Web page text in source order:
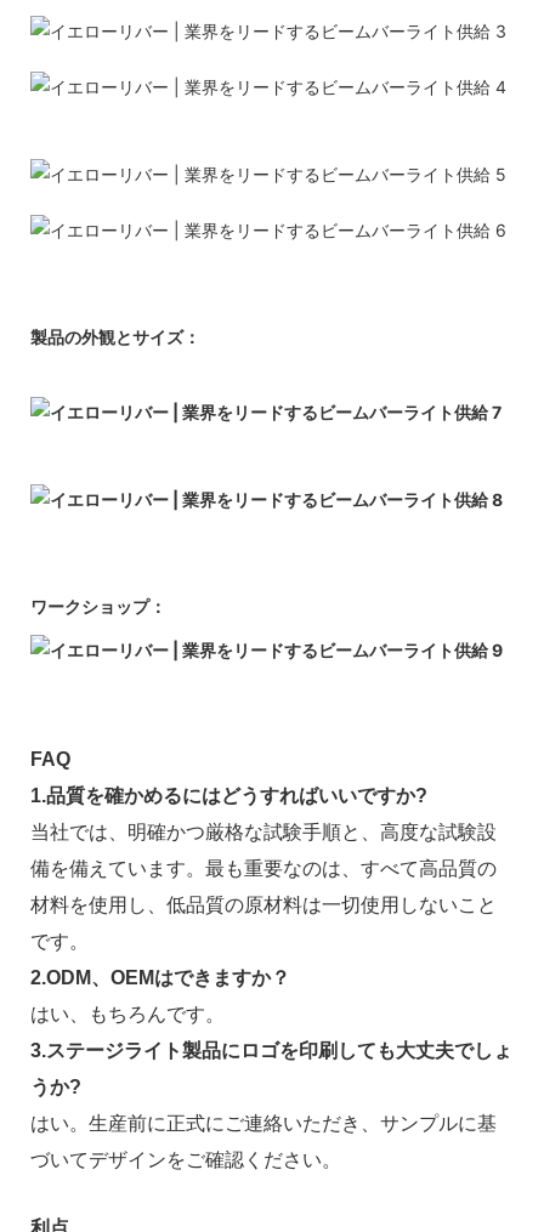
製品の外観とサイズ：
ワークショップ：
FAQ
1.品質を確かめるにはどうすればいいですか?
当社では、明確かつ厳格な試験手順と、高度な試験設
備を備えています。最も重要なのは、すべて高品質の
材料を使用し、低品質の原材料は一切使用しないこと
です。
2.ODM、OEMはできますか？
はい、もちろんです。
3.ステージライト製品にロゴを印刷しても大丈夫でしょ
うか?
はい。生産前に正式にご連絡いただき、サンプルに基
づいてデザインをご確認ください。
利点